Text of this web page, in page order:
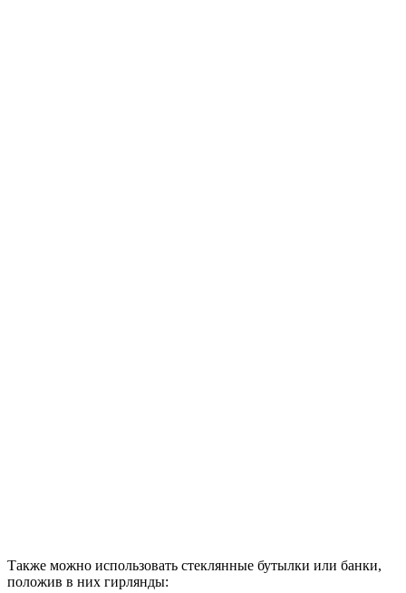
Также можно использовать стеклянные бутылки или банки,
положив в них гирлянды: